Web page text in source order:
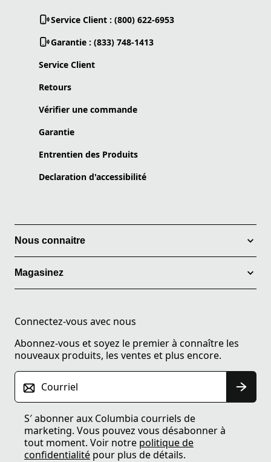
Service Client : (800) 622-6953
Garantie : (833) 748-1413
Service Client
Retours
Vérifier une commande
Garantie
Entrentien des Produits
Declaration d'accessibilité
Nous connaitre
Magasinez
Connectez-vous avec nous
Abonnez-vous et soyez le premier à connaître les
nouveaux produits, les ventes et plus encore.
Courriel
S′ abonner aux Columbia courriels de
marketing. Vous pouvez vous désabonner à
tout moment. Voir notre politique de
confidentialité pour plus de détails.